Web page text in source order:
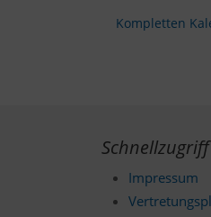
Kompletten
Schnellzugriff
Impressum